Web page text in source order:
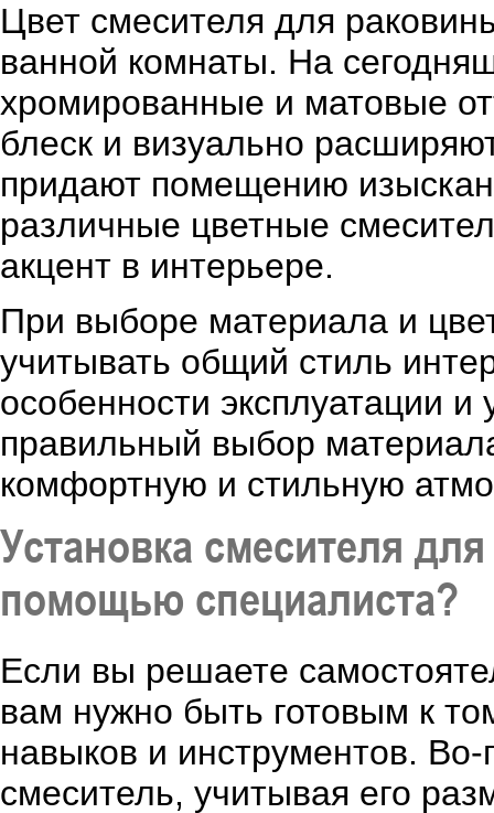
Цвет смесителя для
ванной комнаты. На
хромированные и матовые
блеск и визуально
придают помещению
различные цветные
акцент в интерьере.
При выборе материала и
учитывать общий стиль
особенности эксплуатации
правильный выбор
комфортную и стильную
Установка смесителя
помощью специалиста?
Если вы решаете
вам нужно быть готовым к
навыков и инструментов.
смеситель, учитывая его